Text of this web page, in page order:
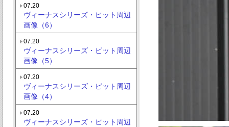
07.20
ヴィーナスシリーズ・ピット周辺
画像（6）
07.20
ヴィーナスシリーズ・ピット周辺
画像（5）
07.20
ヴィーナスシリーズ・ピット周辺
画像（4）
07.20
ヴィーナスシリーズ・ピット周辺